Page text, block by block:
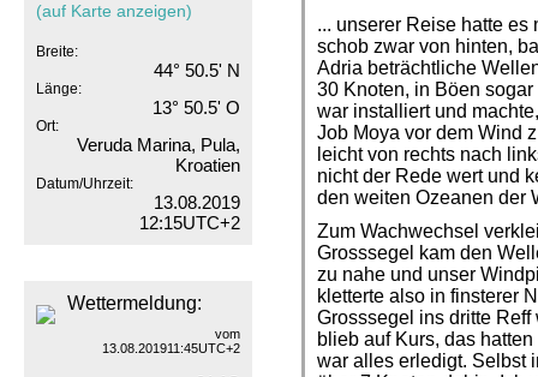
(auf Karte anzeigen)
Breite:
44° 50.5' N
Länge:
13° 50.5' O
Ort:
Veruda Marina, Pula,
Kroatien
Datum/Uhrzeit:
13.08.2019
12:15UTC+2
Wettermeldung:
vom
13.08.201911:45UTC+2
... unserer Reise hatte
schob zwar von hinten,
Adria beträchtliche
30 Knoten, in Böen
war installiert und
Job Moya vor dem Wind
leicht von rechts nach
nicht der Rede wert und
den weiten Ozeanen der
Zum Wachwechsel
Grosssegel kam den
zu nahe und unser
kletterte also in finsterer
Grosssegel ins dritte
blieb auf Kurs, das
war alles erledigt. Selbst